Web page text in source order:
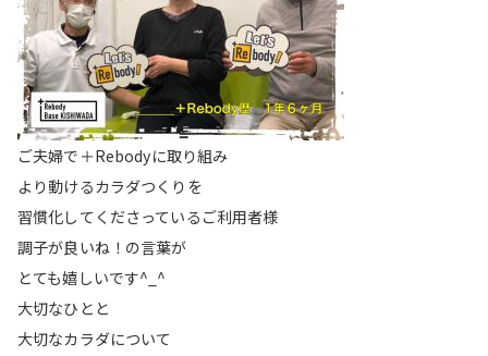
ご夫婦で＋Rebodyに取り組み
より動けるカラダつくりを
習慣化してくださっているご利用者様
調子が良いね！の言葉が
とても嬉しいです^_^
大切なひとと
大切なカラダについて